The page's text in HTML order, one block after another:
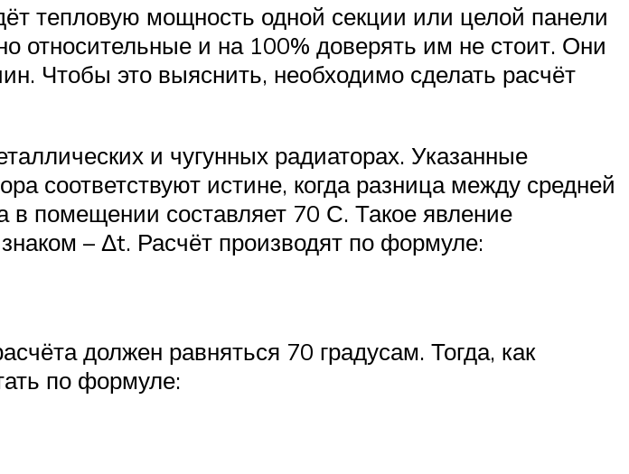
тепловую мощность одной секции или целой панели
относительные и на 100% доверять им не стоит. Они
Чтобы это выяснить, необходимо сделать расчёт
и чугунных радиаторах. Указанные
соответствуют истине, когда разница между средней
в помещении составляет 70 С. Такое явление
– Δt. Расчёт производят по формуле:
должен равняться 70 градусам. Тогда, как
по формуле: